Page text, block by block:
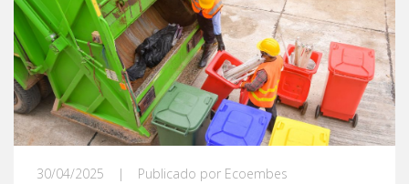
30/04/2025 | Publicado por Ecoembes